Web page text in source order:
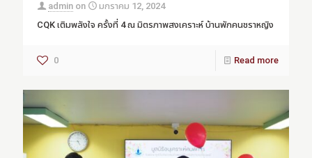
admin on
มกราคม 12, 2024
CQK เติมพลังใจ ครั้งที่ 4 ณ มิตรภาพสงเคราะห์ บ้านพักคนชราหญิง
0 Read more